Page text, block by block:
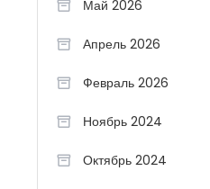
Май 2026
Апрель 2026
Февраль 2026
Ноябрь 2024
Октябрь 2024